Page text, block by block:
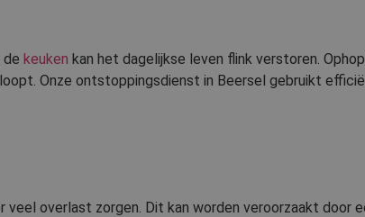
keuken kan het dagelijkse leven flink verstoren.
Onze ontstoppingsdienst in Beersel gebruikt
veel overlast zorgen. Dit kan worden veroorzaakt door